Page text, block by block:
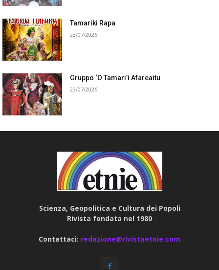
Tamariki Rapa
23/07/2026
Gruppo ‘O Tamari’i Afareaitu
23/07/2026
Scienza, Geopolitica e Cultura dei Popoli
Rivista fondata nel 1980
Contattaci: redazione@rivistaetnie.com